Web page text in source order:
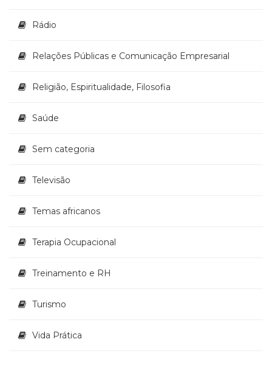
Rádio
Relações Públicas e Comunicação Empresarial
Religião, Espiritualidade, Filosofia
Saúde
Sem categoria
Televisão
Temas africanos
Terapia Ocupacional
Treinamento e RH
Turismo
Vida Prática